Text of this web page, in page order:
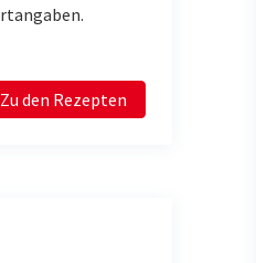
Zu den Rezepten